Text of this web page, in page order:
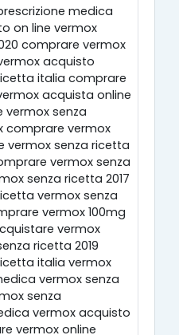
medica
on line vermox
comprare vermox
acquisto
italia comprare
acquista online
senza
comprare vermox
vermox senza ricetta
vermox senza
senza ricetta 2017
vermox senza
vermox 100mg
vermox
ricetta 2019
italia vermox
vermox senza
senza
vermox acquisto
vermox online